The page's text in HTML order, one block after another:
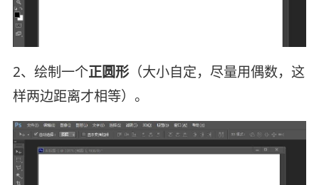
2、绘制一个正圆形（大小自定，尽量用偶数，这
样两边距离才相等）。